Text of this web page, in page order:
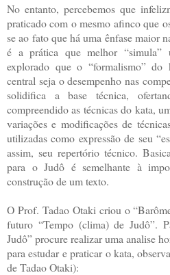
No entanto, percebemos que
praticado com o mesmo afinco que
se ao fato que há uma ênfase maior
é a prática que melhor “simula”
explorado que o “formalismo”
central seja o desempenho nas
solidifica a base técnica,
compreendido as técnicas do kata,
variações e modificações de
utilizadas como expressão de seu
assim, seu repertório técnico.
para o Judô é semelhante à
construção de um texto.
O Prof. Tadao Otaki criou o
futuro “Tempo (clima) de Judô”.
Judô” procure realizar uma analise
para estudar e praticar o kata,
de Tadao Otaki):